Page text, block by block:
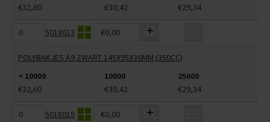
€32,60
€30,42 €29,34
5018013 €0,00
POLYBAKJES A9 ZWART 145X95X36MM (350CC)
< 10000
10000
25000
€32,60
€30,42 €29,34
5018015 €0,00